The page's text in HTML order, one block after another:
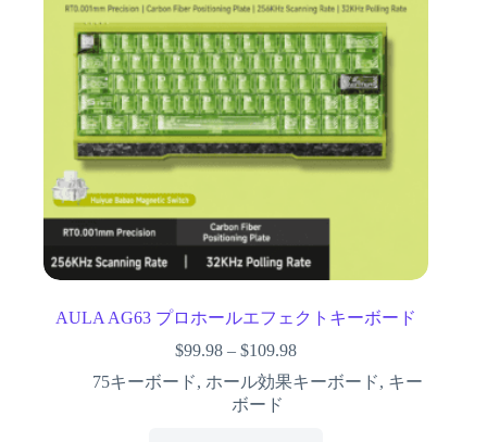
AULA AG63 プロホールエフェクトキーボード
$99.98 –$109.98
75キーボード, ホール効果キーボード, キー
ボード